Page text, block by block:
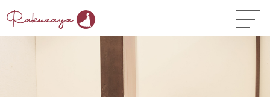
TOP
はじめての方へ
コース料金